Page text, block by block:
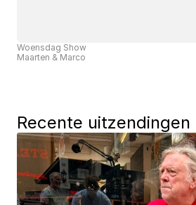
Woensdag Show
Maarten & Marco
Recente uitzendingen